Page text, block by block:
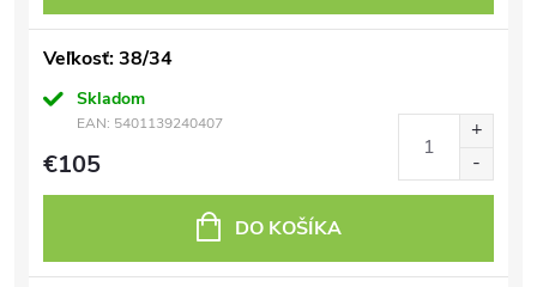
Veľkosť: 38/34
Skladom
EAN: 5401139240407
€105
DO KOŠÍKA